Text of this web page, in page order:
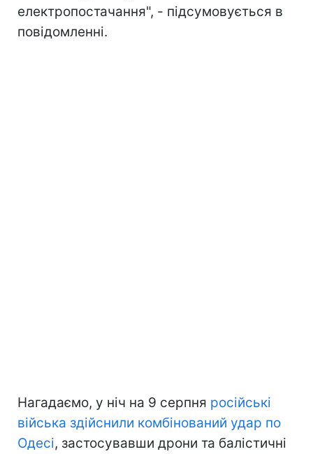
електропостачання", - підсумовується в
повідомленні.
Нагадаємо, у ніч на 9 серпня російські
війська здійснили комбінований удар по
Одесі, застосувавши дрони та балістичні